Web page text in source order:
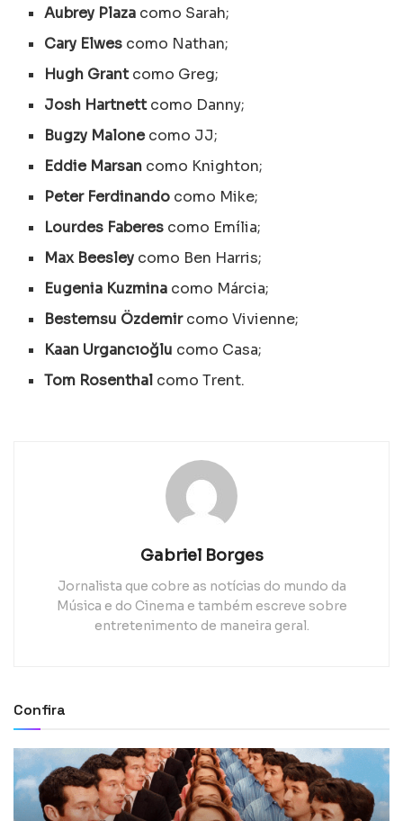
Aubrey Plaza como Sarah;
Cary Elwes como Nathan;
Hugh Grantcomo Greg;
Josh Hartnettcomo Danny;
Bugzy Malonecomo JJ;
Eddie Marsan como Knighton;
Peter Ferdinando como Mike;
Lourdes Faberes como Emília;
Max Beesley como Ben Harris;
Eugenia Kuzmina como Márcia;
Bestemsu Özdemircomo Vivienne;
Kaan Urgancıoğlu como Casa;
Tom Rosenthal como Trent.
Gabriel Borges
Jornalista que cobre as notícias do mundo da
Música e do Cinema e também escreve sobre
entretenimento de maneira geral.
Confira